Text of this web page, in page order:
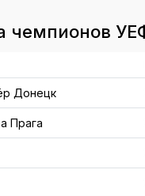
чемпионов
Донецк
Прага